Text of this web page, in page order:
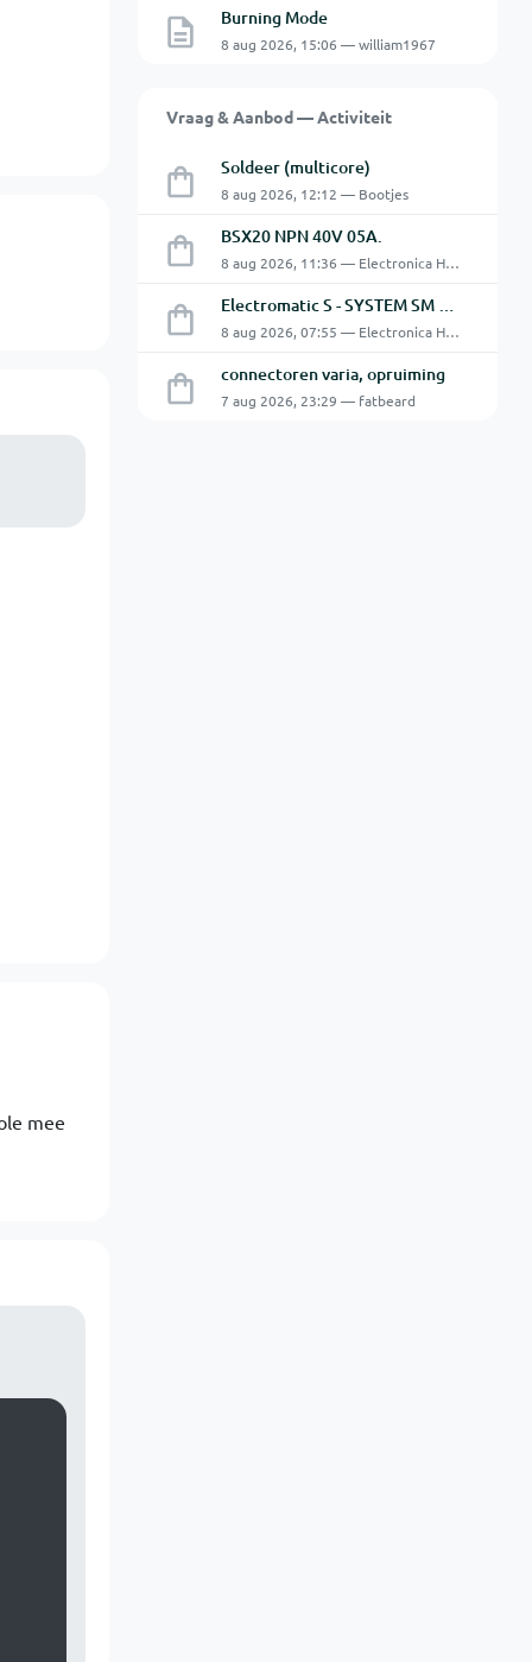
Burning Mode
8 aug 2026, 15:06 — william1967
Vraag & Aanbod — Activiteit
Soldeer (multicore)
8 aug 2026, 12:12 — Bootjes
BSX20 NPN 40V 05A.
8 aug 2026, 11:36 — Electronica Hobbyist
Electromatic S - SYSTEM SM 125 220
8 aug 2026, 07:55 — Electronica Hobbyist
connectoren varia, opruiming
7 aug 2026, 23:29 — fatbeard
mee